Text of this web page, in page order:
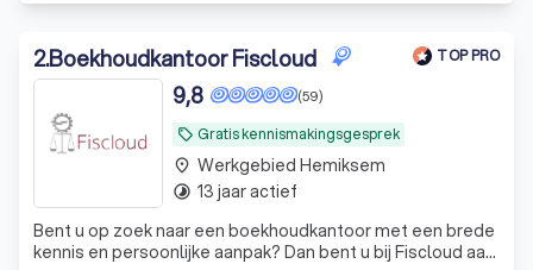
2.Boekhoudkantoor Fiscloud TOP PRO
local_offer Gratis kennismakingsgesprek
(59)
9,8
Bent u op zoek naar een boekhoudkantoor met een brede
kennis en persoonlijke aanpak? Dan bent u bij Fiscloud aan
place Werkgebied Hemiksem
timelapse 13 jaar actief